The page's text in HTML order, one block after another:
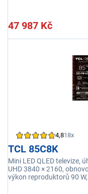
47 987 Kč
4,818x
TCL 85C8K
Mini LED QLED televize,
UHD 3840 × 2160,
výkon reproduktorů 90 W,